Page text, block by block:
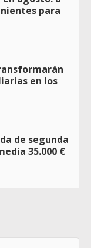
para
en los
de segunda
35.000 €